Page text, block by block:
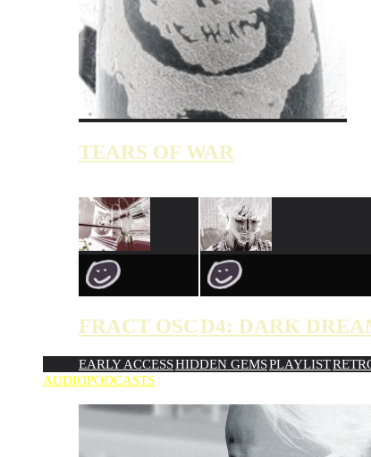
TEARS OF WAR
FRACT OSCD4: DARK
EARLY ACCESSHIDDEN GEMSPLAYLIST
AUDIOPODCASTS